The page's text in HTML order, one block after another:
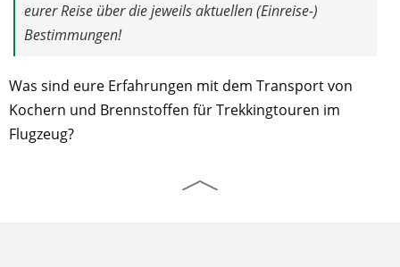
eurer Reise über die jeweils aktuellen (Einreise-)
Bestimmungen!
Was sind eure Erfahrungen mit dem Transport von
Kochern und Brennstoffen für Trekkingtouren im
Flugzeug?